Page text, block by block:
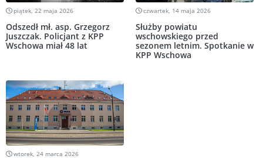
piątek, 22 maja 2026
Odszedł mł. asp. Grzegorz
Juszczak. Policjant z KPP
Wschowa miał 48 lat
czwartek, 14 maja 2026
Służby powiatu
wschowskiego przed
sezonem letnim. Spotkanie w
KPP Wschowa
wtorek, 24 marca 2026